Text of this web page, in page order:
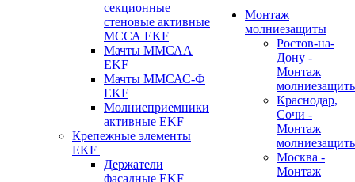
секционные
стеновые активные
МССА EKF
Мачты ММСАА
EKF
Мачты ММСАС-Ф
EKF
Молниеприемники
активные EKF
Крепежные элементы
EKF
Держатели
фасадные EKF
Монтаж
молниезащиты
Ростов-на-
Дону -
Монтаж
Краснодар,
Сочи -
Монтаж
Москва -
Монтаж